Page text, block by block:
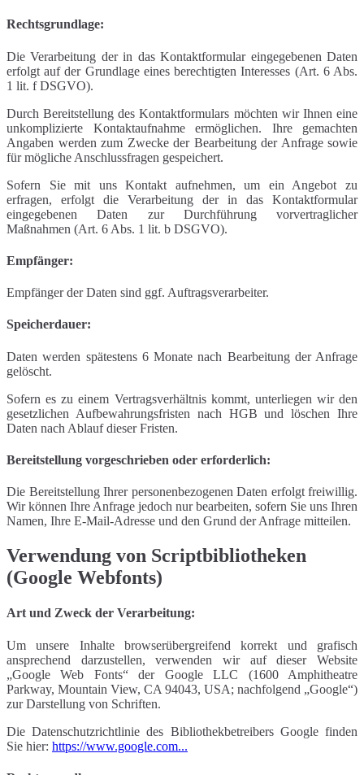
Rechtsgrundlage:
Die Verarbeitung der in das Kontaktformular eingegebenen Daten
erfolgt auf der Grundlage eines berechtigten Interesses (Art. 6 Abs.
1 lit. f DSGVO).
Durch Bereitstellung des Kontaktformulars möchten wir Ihnen eine
unkomplizierte Kontaktaufnahme ermöglichen. Ihre gemachten
Angaben werden zum Zwecke der Bearbeitung der Anfrage sowie
für mögliche Anschlussfragen gespeichert.
Sofern Sie mit uns Kontakt aufnehmen, um ein Angebot zu
erfragen, erfolgt die Verarbeitung der in das Kontaktformular
eingegebenen Daten zur Durchführung vorvertraglicher
Maßnahmen (Art. 6 Abs. 1 lit. b DSGVO).
Empfänger:
Empfänger der Daten sind ggf. Auftragsverarbeiter.
Speicherdauer:
Daten werden spätestens 6 Monate nach Bearbeitung der Anfrage
gelöscht.
Sofern es zu einem Vertragsverhältnis kommt, unterliegen wir den
gesetzlichen Aufbewahrungsfristen nach HGB und löschen Ihre
Daten nach Ablauf dieser Fristen.
Bereitstellung vorgeschrieben oder erforderlich:
Die Bereitstellung Ihrer personenbezogenen Daten erfolgt freiwillig.
Wir können Ihre Anfrage jedoch nur bearbeiten, sofern Sie uns Ihren
Namen, Ihre E-Mail-Adresse und den Grund der Anfrage mitteilen.
Verwendung von Scriptbibliotheken
(Google Webfonts)
Art und Zweck der Verarbeitung:
Um unsere Inhalte browserübergreifend korrekt und grafisch
ansprechend darzustellen, verwenden wir auf dieser Website
„Google Web Fonts“ der Google LLC (1600 Amphitheatre
Parkway, Mountain View, CA 94043, USA; nachfolgend „Google“)
zur Darstellung von Schriften.
Die Datenschutzrichtlinie des Bibliothekbetreibers Google finden
Sie hier: https://www.google.com...